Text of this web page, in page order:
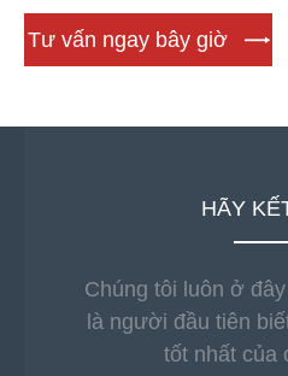
Tư vấn ngay bây giờ
HÃY
Chúng tôi luôn ở
là người đầu tiên
tốt nhất của